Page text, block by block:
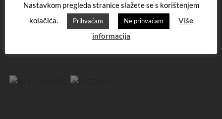
Nastavkom pregleda stranice slažete se s korištenjem
kolačića.
Prihvaćam Ne prihvaćam
Više
informacija